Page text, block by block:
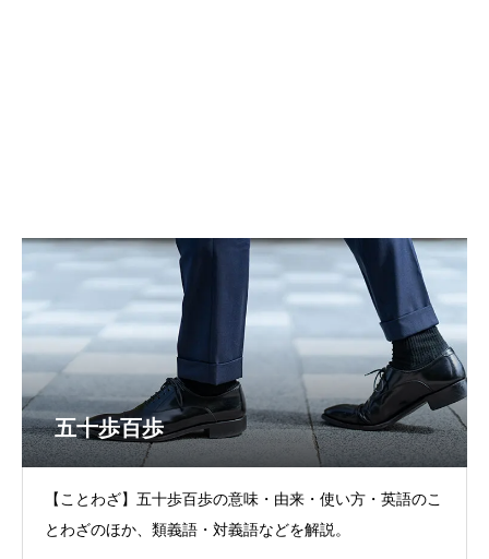
五十歩百歩
【ことわざ】五十歩百歩の意味・由来・使い方・英語のこ
とわざのほか、類義語・対義語などを解説。